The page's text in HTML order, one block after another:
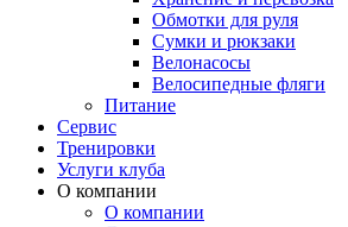
Обмотки для руля
Сумки и рюкзаки
Велонасосы
Велосипедные фляги
Питание
Сервис
Тренировки
Услуги клуба
О компании
О компании